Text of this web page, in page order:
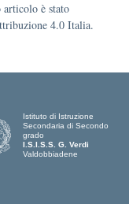
articolo è stato
4.0 Italia.
Istituto di Istruzione
Secondaria di Secondo
grado
I.S.I.S.S. G. Verdi
Valdobbiadene